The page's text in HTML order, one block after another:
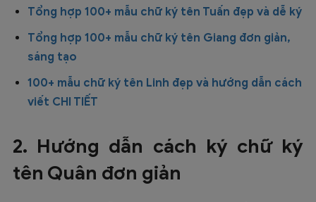
Tổng hợp 100+ mẫu chữ ký tên Tuấn đẹp và dễ ký
Tổng hợp 100+ mẫu chữ ký tên Giang đơn giản,
sáng tạo
100+ mẫu chữ ký tên Linh đẹp và hướng dẫn cách
viết CHI TIẾT
2. Hướng dẫn cách ký chữ ký
tên Quân đơn giản